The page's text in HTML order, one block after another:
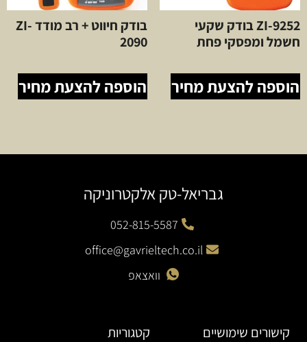
ZI-9252 בודק שקעי
חשמל ומפסקי פחת
הוספה להצעת מחיר
בודק חיווט + רב מודד ZI-
2090
הוספה להצעת מחיר
גבריאל-טק אלקטרוניקה
052-815-5587
office@gavrieltech.co.il
וואצאפ
קישורים שימושיים קטגוריות